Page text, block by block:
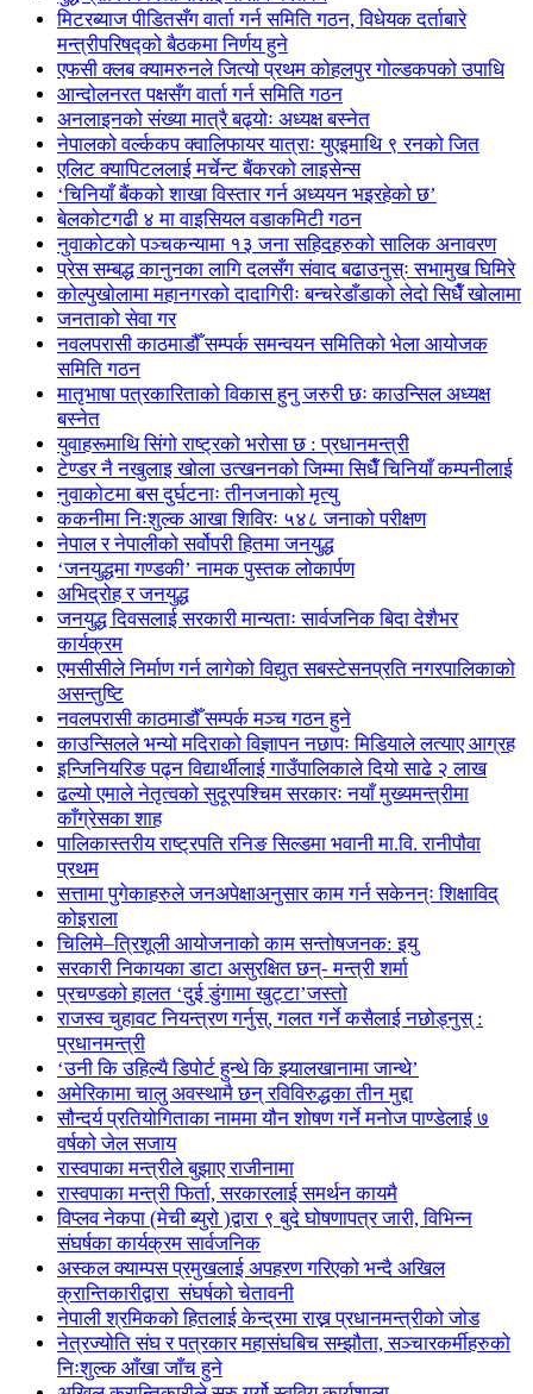
मिटरब्याज पीडितसँग वार्ता गर्न समिति गठन, विधेयक दर्ताबारे
मन्त्रीपरिषद्को बैठकमा निर्णय हुने
एफसी क्लब क्यामरुनले जित्यो प्रथम कोहलपुर गोल्डकपको उपाधि
आन्दोलनरत पक्षसँग वार्ता गर्न समिति गठन
अनलाइनको संख्या मात्रै बढ्योः अध्यक्ष बस्नेत
नेपालको वर्ल्ककप क्वालिफायर यात्राः युएइमाथि ९ रनको जित
एलिट क्यापिटललाई मर्चेन्ट बैंकरको लाइसेन्स
‘चिनियाँ बैंकको शाखा विस्तार गर्न अध्ययन भइरहेको छ’
बेलकोटगढी ४ मा वाइसियल वडाकमिटी गठन
नुवाकोटको पञ्चकन्यामा १३ जना सहिदहरुको सालिक अनावरण
प्रेस सम्बद्ध कानुनका लागि दलसँग संवाद बढाउनुस्ः सभामुख घिमिरे
कोल्पुखोलामा महानगरको दादागिरीः बन्चरेडाँडाको लेदो सिधैँ खोलामा
जनताको सेवा गर
नवलपरासी काठमाडौँ सम्पर्क समन्वयन समितिको भेला आयोजक
समिति गठन
मातृभाषा पत्रकारिताको विकास हुनु जरुरी छः काउन्सिल अध्यक्ष
बस्नेत
युवाहरूमाथि सिंगो राष्ट्रको भरोसा छ : प्रधानमन्त्री
टेण्डर नै नखुलाइ खोला उत्खननको जिम्मा सिधैँ चिनियाँ कम्पनीलाई
नुवाकोटमा बस दुर्घटनाः तीनजनाको मृत्यु
ककनीमा निःशुल्क आखा शिविरः ५४८ जनाको परीक्षण
नेपाल र नेपालीको सर्वोपरी हितमा जनयुद्ध
‘जनयुद्धमा गण्डकी’ नामक पुस्तक लोकार्पण
अभिद्रोह र जनयुद्ध
जनयुद्ध दिवसलाई सरकारी मान्यताः सार्वजनिक बिदा देशैभर
कार्यक्रम
एमसीसीले निर्माण गर्न लागेको विद्युत सबस्टेसनप्रति नगरपालिकाको
असन्तुष्टि
नवलपरासी काठमाडौँ सम्पर्क मञ्च गठन हुने
काउन्सिलले भन्यो मदिराको विज्ञापन नछापः मिडियाले लत्याए आग्रह
इन्जिनियरिङ पढ्न विद्यार्थीलाई गाउँपालिकाले दियो साढे २ लाख
ढल्यो एमाले नेतृत्वको सुदूरपश्चिम सरकारः नयाँ मुख्यमन्त्रीमा
काँग्रेसका शाह
पालिकास्तरीय राष्ट्रपति रनिङ सिल्डमा भवानी मा.वि. रानीपौवा
प्रथम
सत्तामा पुगेकाहरुले जनअपेक्षाअनुसार काम गर्न सकेनन्ः शिक्षाविद्
कोइराला
चिलिमे–त्रिशूली आयोजनाको काम सन्तोषजनक: इयु
सरकारी निकायका डाटा असुरक्षित छन्- मन्त्री शर्मा
प्रचण्डको हालत ‘दुई डुंगामा खुट्टा’जस्तो
राजस्व चुहावट नियन्त्रण गर्नुस्, गलत गर्ने कसैलाई नछोड्नुस् :
प्रधानमन्त्री
‘उनी कि उहिल्यै डिपोर्ट हुन्थे कि झ्यालखानामा जान्थे’
अमेरिकामा चालु अवस्थामै छन् रविविरुद्धका तीन मुद्दा
सौन्दर्य प्रतियोगिताका नाममा यौन शोषण गर्ने मनोज पाण्डेलाई ७
वर्षको जेल सजाय
रास्वपाका मन्त्रीले बुझाए राजीनामा
रास्वपाका मन्त्री फिर्ता, सरकारलाई समर्थन कायमै
विप्लव नेकपा (मेची ब्युरो )द्वारा ९ बुदे घोषणापत्र जारी, विभिन्न
संघर्षका कार्यक्रम सार्वजनिक
अस्कल क्याम्पस प्रमुखलाई अपहरण गरिएको भन्दै अखिल
क्रान्तिकारीद्वारा संघर्षको चेतावनी
नेपाली श्रमिकको हितलाई केन्द्रमा राख्न प्रधानमन्त्रीको जोड
नेत्रज्योति संघ र पत्रकार महासंघबिच सम्झौता, सञ्चारकर्मीहरुको
निःशुल्क आँखा जाँच हुने